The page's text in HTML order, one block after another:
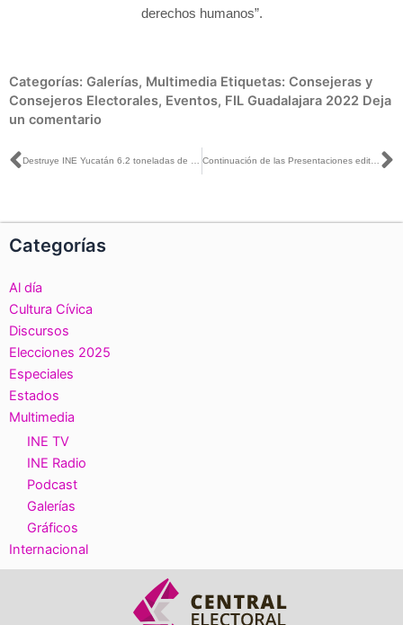
derechos humanos”.
Categorías: Galerías, Multimedia Etiquetas: Consejeras y
Consejeros Electorales, Eventos, FIL Guadalajara 2022 Deja
un comentario
Ant Continuación de las Presentaciones editoriales en el marco de la Feria Internacional del libro de Guadalajara
Categorías
Al día
Cultura Cívica
Discursos
Elecciones 2025
Especiales
Estados
Multimedia
INE TV
INE Radio
Podcast
Galerías
Gráficos
Internacional